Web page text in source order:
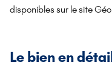
disponibles sur le site
Le bien en détail